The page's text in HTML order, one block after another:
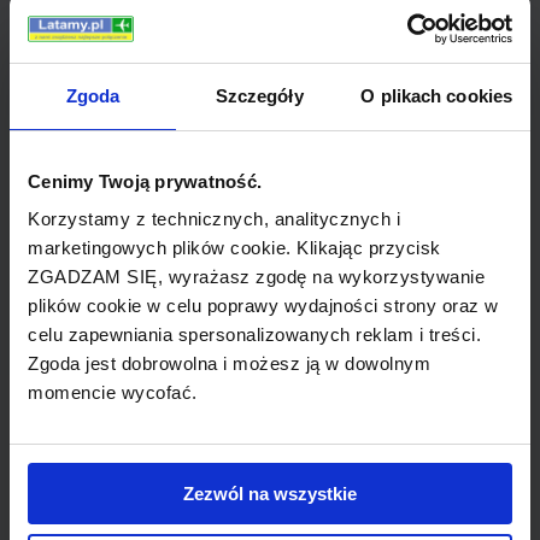
Zgoda Szczegóły O plikach cookies
Cenimy Twoją prywatność.
Korzystamy z technicznych, analitycznych i
marketingowych plików cookie. Klikając przycisk
ZGADZAM SIĘ, wyrażasz zgodę na wykorzystywanie
plików cookie w celu poprawy wydajności strony oraz w
celu zapewniania spersonalizowanych reklam i treści.
Zgoda jest dobrowolna i możesz ją w dowolnym
momencie wycofać.
Zezwól na wszystkie
główną bazą w Luton rozpoczął swoją działalność
mając do dyspozycji zaledwie 2 maszyny. Szybko
jednak rozwinął skrzydła i już rok później, z flotą
złożoną z 6 samolotów mógł przewieźć 250 000
osób w ciągu roku. Do 1972 roku liczba pasażerów
wzrosła do 500 000 rocznie, a w 2001 liczba ta
sięgała 5 milionów osób w ciągu roku.
odrzutowce typu Boeing 720B, a pięć lat później
cała flota składała się wyłącznie z odrzutowców. W